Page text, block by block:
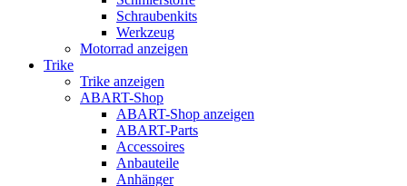
Schraubenkits
Werkzeug
Motorrad anzeigen
Trike
Trike anzeigen
ABART-Shop
ABART-Shop anzeigen
ABART-Parts
Accessoires
Anbauteile
Anhänger